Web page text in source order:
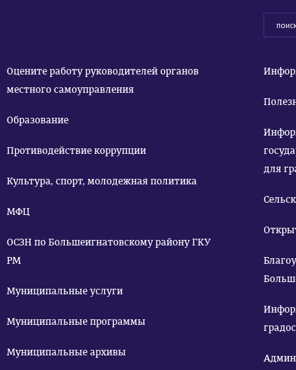
Оцените работу руководителей органов
местного самоуправления
Образование
Противодействие коррупции
Культура, спорт, молодежная политика
МФЦ
ОСЗН по Большеигнатовскому району ГКУ
РМ
Муниципальные услуги
Муниципальные программы
Муниципальные архивы
для